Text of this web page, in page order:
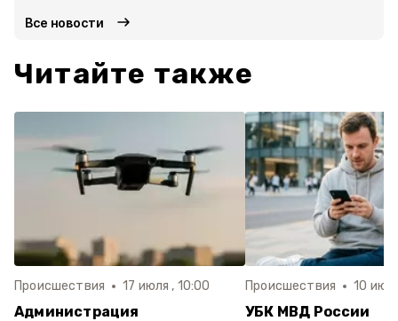
Все новости
Читайте также
Происшествия 17 июля , 10:00
Администрация
Происшествия 10
УБК МВД России